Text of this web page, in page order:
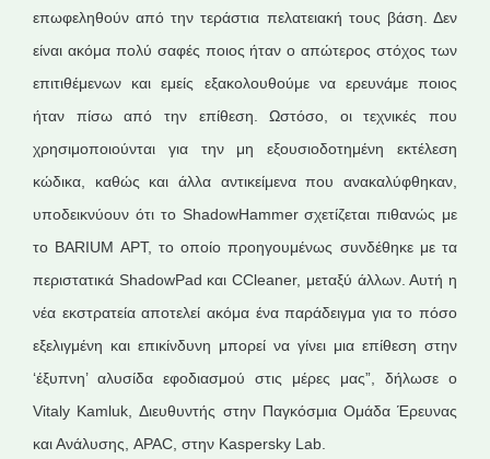
επωφεληθούν από την τεράστια πελατειακή τους βάση. Δεν
είναι ακόμα πολύ σαφές ποιος ήταν ο απώτερος στόχος των
επιτιθέμενων και εμείς εξακολουθούμε να ερευνάμε ποιος
ήταν πίσω από την επίθεση. Ωστόσο, οι τεχνικές που
χρησιμοποιούνται για την μη εξουσιοδοτημένη εκτέλεση
κώδικα, καθώς και άλλα αντικείμενα που ανακαλύφθηκαν,
υποδεικνύουν ότι το ShadowHammer σχετίζεται πιθανώς με
το BARIUM APT, το οποίο προηγουμένως συνδέθηκε με τα
περιστατικά ShadowPad και CCleaner, μεταξύ άλλων. Αυτή η
νέα εκστρατεία αποτελεί ακόμα ένα παράδειγμα για το πόσο
εξελιγμένη και επικίνδυνη μπορεί να γίνει μια επίθεση στην
‘έξυπνη’ αλυσίδα εφοδιασμού στις μέρες μας”, δήλωσε ο
Vitaly Kamluk, Διευθυντής στην Παγκόσμια Ομάδα Έρευνας
και Ανάλυσης, APAC, στην Kaspersky Lab.